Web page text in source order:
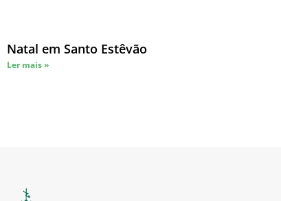
Natal em Santo Estêvão
Ler mais »